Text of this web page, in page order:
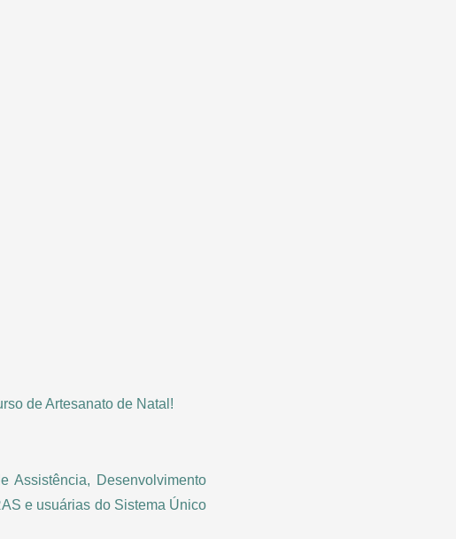
de Artesanato de Natal!
Assistência, Desenvolvimento
e usuárias do Sistema Único